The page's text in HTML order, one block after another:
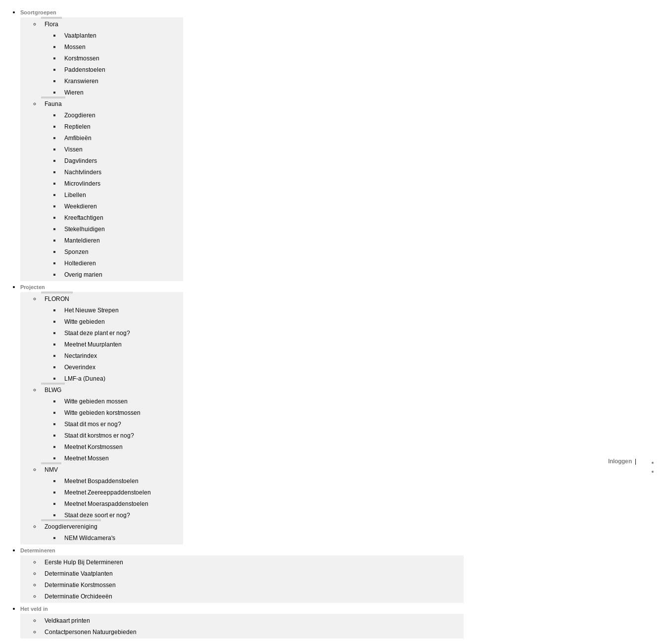
Soortgroepen
Flora
Vaatplanten
Mossen
Korstmossen
Paddenstoelen
Kranswieren
Wieren
Fauna
Zoogdieren
Reptielen
Amfibieën
Vissen
Dagvlinders
Nachtvlinders
Microvlinders
Libellen
Weekdieren
Kreeftachtigen
Stekelhuidigen
Manteldieren
Sponzen
Holtedieren
Overig marien
Projecten
FLORON
Het Nieuwe Strepen
Witte gebieden
Staat deze plant er nog?
Meetnet Muurplanten
Nectarindex
Oeverindex
LMF-a (Dunea)
BLWG
Witte gebieden mossen
Witte gebieden korstmossen
Staat dit mos er nog?
Staat dit korstmos er nog?
Meetnet Korstmossen
Meetnet Mossen
NMV
Meetnet Bospaddenstoelen
Meetnet Zeereeppaddenstoelen
Meetnet Moeraspaddenstoelen
Staat deze soort er nog?
Zoogdiervereniging
NEM Wildcamera's
Determineren
Eerste Hulp Bij Determineren
Determinatie Vaatplanten
Determinatie Korstmossen
Determinatie Orchideeën
Het veld in
Veldkaart printen
Contactpersonen Natuurgebieden
Inloggen